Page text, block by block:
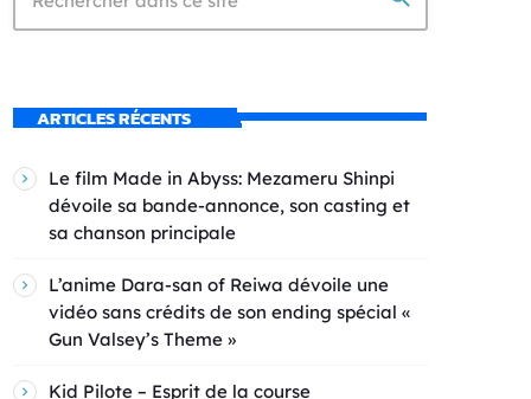
ARTICLES RÉCENTS
Le film Made in Abyss: Mezameru Shinpi
dévoile sa bande-annonce, son casting et
sa chanson principale
L’anime Dara-san of Reiwa dévoile une
vidéo sans crédits de son ending spécial «
Gun Valsey’s Theme »
Kid Pilote – Esprit de la course